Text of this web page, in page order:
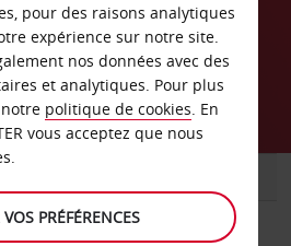
voiture
pour des raisons analytiques
expérience sur notre site.
nos données avec des
et analytiques. Pour plus
politique de cookies. En
vous acceptez que nous
VOS PRÉFÉRENCES